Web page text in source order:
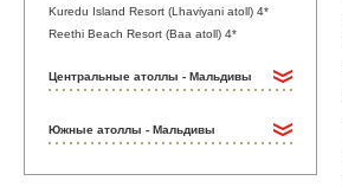
Kuredu Island Resort (Lhaviyani atoll) 4*
Reethi Beach Resort (Baa atoll) 4*
Центральные атоллы - Мальдивы
Южные атоллы - Мальдивы